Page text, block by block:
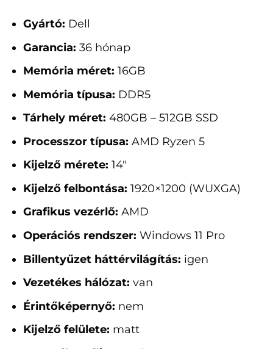
Gyártó: Dell
Garancia: 36 hónap
Memória méret: 16GB
Memória típusa: DDR5
Tárhely méret: 480GB – 512GB SSD
Processzor típusa: AMD Ryzen 5
Kijelző mérete: 14"
Kijelző felbontása: 1920×1200 (WUXGA)
Grafikus vezérlő: AMD
Operációs rendszer: Windows 11 Pro
Billentyűzet háttérvilágítás: igen
Vezetékes hálózat: van
Érintőképernyő: nem
Kijelző felülete: matt